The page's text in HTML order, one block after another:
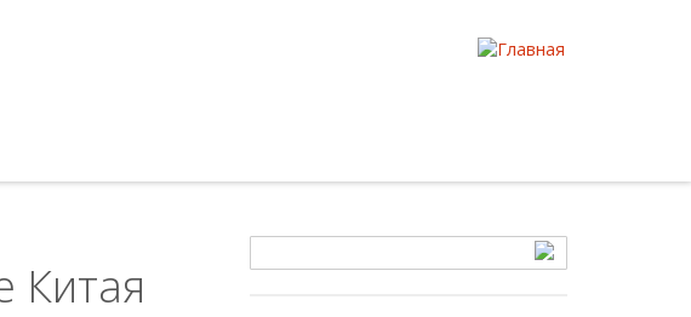
Китая